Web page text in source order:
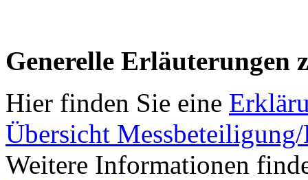
Generelle Erläuterungen
Hier finden Sie eine
Übersicht
Weitere Informationen